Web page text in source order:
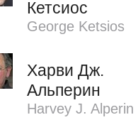
Кетсиос
George Ketsios
Харви Дж.
Альперин
Harvey J. Alperin